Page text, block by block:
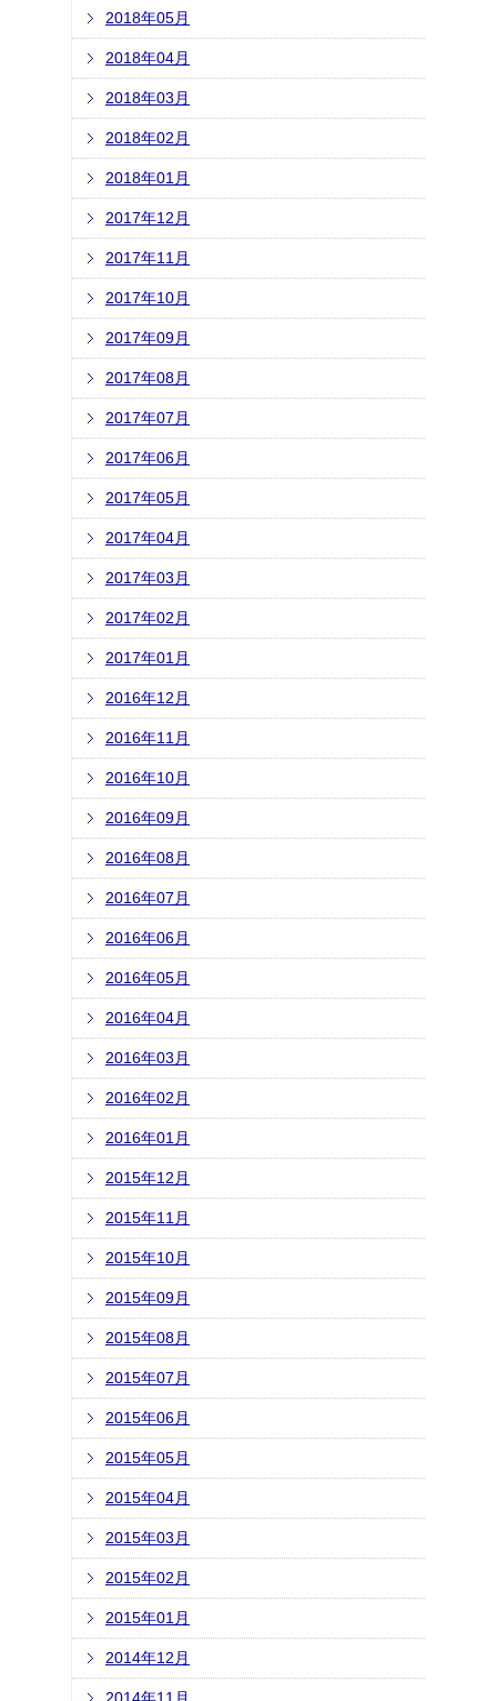
2018年05月
2018年04月
2018年03月
2018年02月
2018年01月
2017年12月
2017年11月
2017年10月
2017年09月
2017年08月
2017年07月
2017年06月
2017年05月
2017年04月
2017年03月
2017年02月
2017年01月
2016年12月
2016年11月
2016年10月
2016年09月
2016年08月
2016年07月
2016年06月
2016年05月
2016年04月
2016年03月
2016年02月
2016年01月
2015年12月
2015年11月
2015年10月
2015年09月
2015年08月
2015年07月
2015年06月
2015年05月
2015年04月
2015年03月
2015年02月
2015年01月
2014年12月